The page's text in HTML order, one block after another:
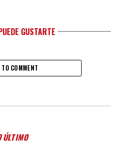
GUSTARTE
COMMENT
ÚLTIMO